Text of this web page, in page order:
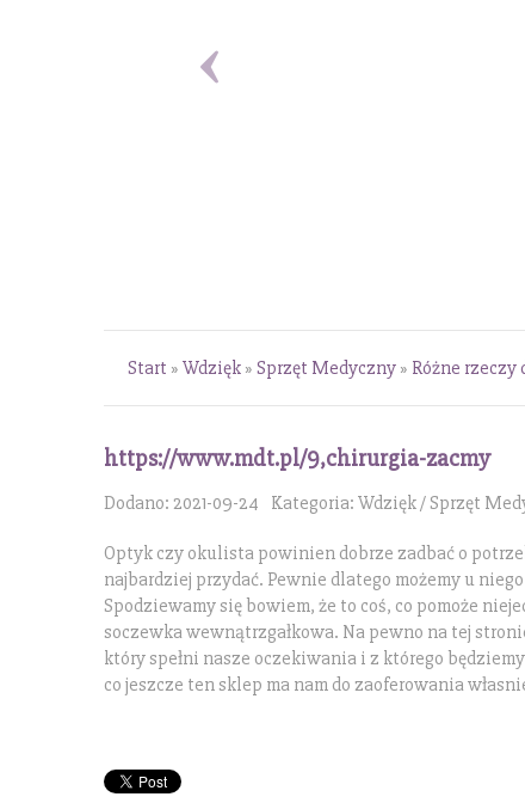
Start » Wdzięk » Sprzęt Medyczny » Różne
https://www.mdt.pl/9,chirurgia-zacmy
Dodano: 2021-09-24 Kategoria: Wdzięk / Sprzęt
Optyk czy okulista powinien dobrze zadbać o
najbardziej przydać. Pewnie dlatego możemy u
Spodziewamy się bowiem, że to coś, co pomoże
soczewka wewnątrzgałkowa. Na pewno na tej
który spełni nasze oczekiwania i z którego
co jeszcze ten sklep ma nam do zaoferowania